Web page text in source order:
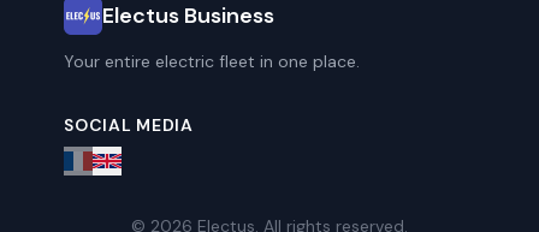
Electus Business
Your entire electric fleet in one place.
SOCIAL MEDIA
© 2026 Electus. All rights reserved.